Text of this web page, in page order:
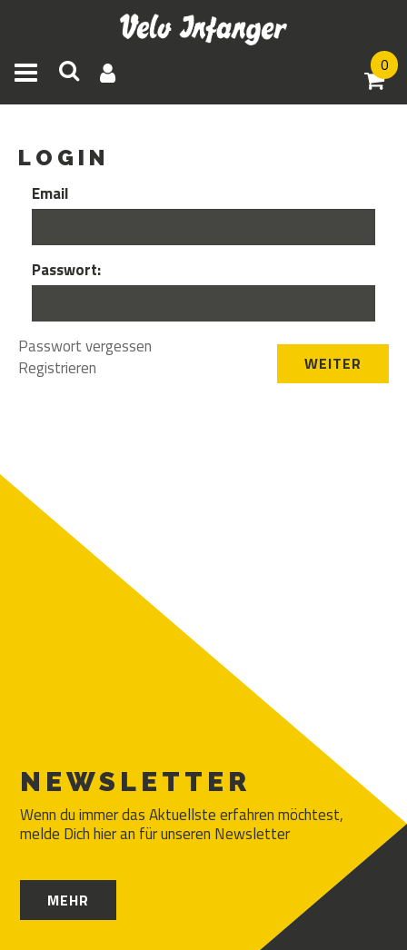
Toggle navigation 0
LOGIN
Email
Passwort:
Passwort vergessen
Registrieren
NEWSLETTER
Wenn du immer das Aktuellste erfahren möchtest,
melde Dich hier an für unseren Newsletter
MEHR